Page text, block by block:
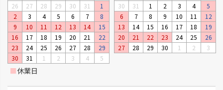
26
27 28 29 30 31
1
2
3 4 5 6 7
8
9
10 11 12 13 14
15
16
17 18 19 20 21
22
23
24 25 26 27 28
29
30
31 1 2 3 4 5
30
31 1 2 3 4
5
6
7 8 9 10 11
12
13
14 15 16 17 18
19
20
21 22 23 24 25
26
27
28 29 30 1 2 3
■休業日